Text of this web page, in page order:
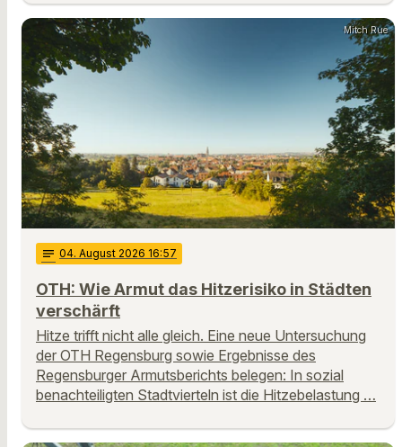
Mitch Rue
notes 04. August 2026 16:57
OTH: Wie Armut das Hitzerisiko in Städten
verschärft
Hitze trifft nicht alle gleich. Eine neue Untersuchung
der OTH Regensburg sowie Ergebnisse des
Regensburger Armutsberichts belegen: In sozial
benachteiligten Stadtvierteln ist die Hitzebelastung …